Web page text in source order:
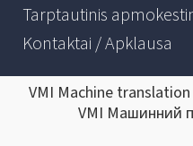
Tarptautinis
Kontaktai / Apklausa
VMI Machine
VMI Машинний